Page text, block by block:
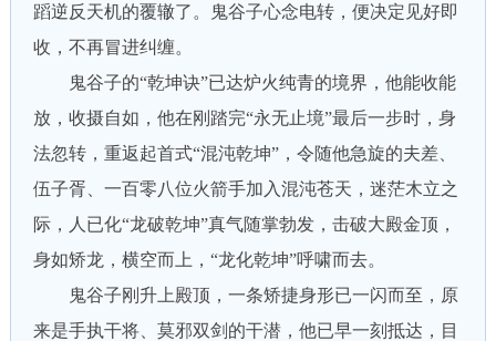
蹈逆反天机的覆辙了。鬼谷子心念电转，便决定见好即
收，不再冒进纠缠。
鬼谷子的“乾坤诀”已达炉火纯青的境界，他能收能
放，收摄自如，他在刚踏完“永无止境”最后一步时，身
法忽转，重返起首式“混沌乾坤”，令随他急旋的夫差、
伍子胥、一百零八位火箭手加入混沌苍天，迷茫木立之
际，人已化“龙破乾坤”真气随掌勃发，击破大殿金顶，
身如矫龙，横空而上，“龙化乾坤”呼啸而去。
鬼谷子刚升上殿顶，一条矫捷身形已一闪而至，原
来是手执干将、莫邪双剑的干潜，他已早一刻抵达，目